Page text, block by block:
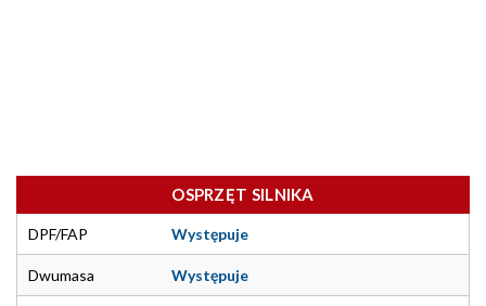
OSPRZĘT SILNIKA
DPF/FAP Występuje
Dwumasa Występuje